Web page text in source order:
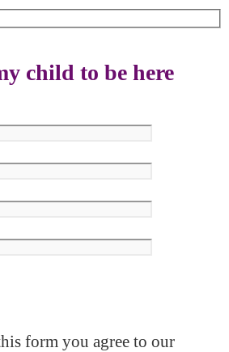
child to be here
form you agree to our